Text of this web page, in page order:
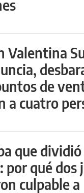
Valentina
de
a cuatro
que dividió
qué dos
culpable a